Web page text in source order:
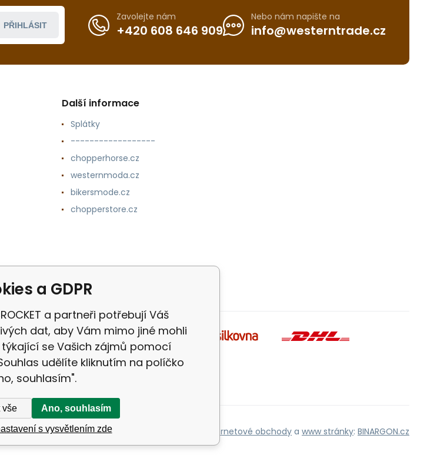
PŘIHLÁSIT
Zavolejte nám
+420 608 646 909
Nebo nám napište na
info@westerntrade.cz
Další informace
Splátky
------------------
chopperhorse.cz
westernmoda.cz
bikersmode.cz
chopperstore.cz
Internetové obchody a www stránky: BINARGON.cz
a GDPR
a partneři potřebují Váš
dat, aby Vám mimo jiné mohli
se Vašich zájmů pomocí
udělíte kliknutím na políčko
souhlasím".
vše Ano, souhlasím
s vysvětlením zde